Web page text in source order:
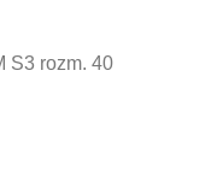
S3 rozm. 40